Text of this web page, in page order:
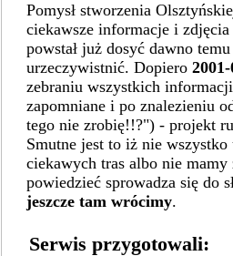
Pomysł stworzenia
ciekawsze informacje i
powstał już dosyć dawno
urzeczywistnić. Dopiero
zebraniu wszystkich
zapomniane i po znalezieniu
tego nie zrobię!!?") - projekt
Smutne jest to iż nie
ciekawych tras albo nie
powiedzieć sprowadza się do
jeszcze tam wrócimy.
Serwis przygotowali: